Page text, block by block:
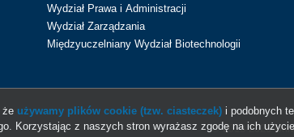
Wydział Prawa i Administracji
Wydział Zarządzania
Międzyuczelniany Wydział Biotechnologii
© 2013-2026
że używamy plików cookie (tzw. ciasteczek)i podobnych
Korzystając z naszych stron wyrażasz zgodę na ich